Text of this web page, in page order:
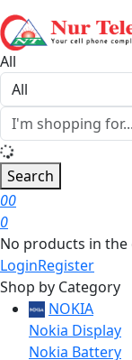
All
Search
00
0
No products in the
LoginRegister
Shop by Category
NOKIA
Nokia Display
Nokia Battery